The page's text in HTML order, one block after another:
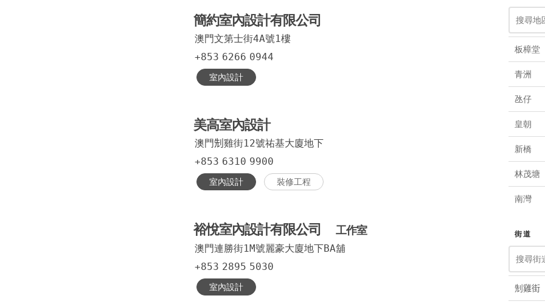
簡約室內設計有限公司
澳門文第士街4A號1樓
+853 6266 0944
室內設計
美高室內設計
澳門𠜎雞街12號祐基大廈地下
+853 6310 9900
室內設計 裝修工程
裕悅室內設計有限公司 工作室
澳門連勝街1M號麗豪大廈地下BA舖
+853 2895 5030
室內設計
咖啡店
設計
燈飾零
市場推
資訊科
城市規
板樟堂
青洲
氹仔
皇朝
新橋
林茂塘
南灣
荷蘭園
筷子基
紅街市
街道
𠜎雞街